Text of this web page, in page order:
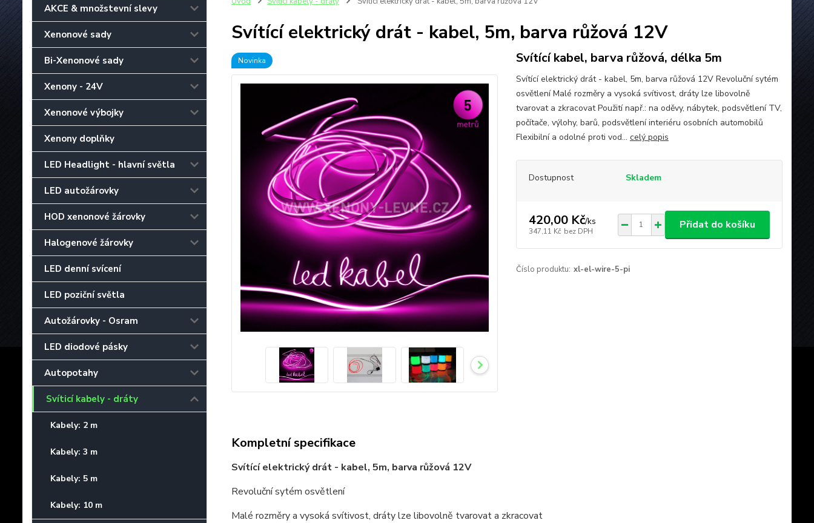
AKCE & množstevní slevy
Xenonové sady
Bi-Xenonové sady
Xenony - 24V
Xenonové výbojky
Xenony doplňky
LED Headlight - hlavní světla
LED autožárovky
HOD xenonové žárovky
Halogenové žárovky
LED denní svícení
LED poziční světla
Autožárovky - Osram
LED diodové pásky
Autopotahy
Svíticí kabely - dráty
Kabely: 2 m
Kabely: 3 m
Kabely: 5 m
Kabely: 10 m
Svítící elektrický drát - kabel, 5m, barva růžová 12V
Novinka Svítící kabel, barva růžová, délka 5m
Svítící elektrický drát - kabel, 5m, barva růžová 12V Revoluční sytém
osvětlení Malé rozměry a vysoká svítivost, dráty lze libovolně
tvarovat a zkracovat Použití např.: na oděvy, nábytek, podsvětlení TV,
počítače, výlohy, barů, podsvětlení interiéru osobních automobilů
Flexibilní a odolné proti vod... celý popis
Dostupnost Skladem
420,00 Kč/ks
347,11 Kč bez DPH
Přidat do košíku
Číslo produktu: xl-el-wire-5-pi
Kompletní specifikace
Svítící elektrický drát - kabel, 5m, barva růžová 12V
Revoluční sytém osvětlení
Malé rozměry a vysoká svítivost, dráty lze libovolně tvarovat a zkracovat